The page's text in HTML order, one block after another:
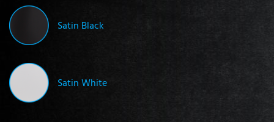
Satin Black
Satin White